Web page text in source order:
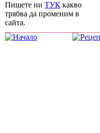
Пишете ни ТУК какво
трябва да променим в
сайта.